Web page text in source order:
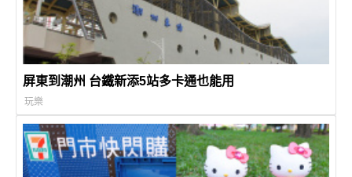
屏東到潮州 台鐵新添5站多卡通也能用
玩樂